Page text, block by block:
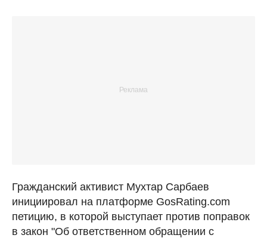
Гражданский активист Мухтар Сарбаев
инициировал на платформе GosRating.com
петицию, в которой выступает против поправок
в закон "Об ответственном обращении с